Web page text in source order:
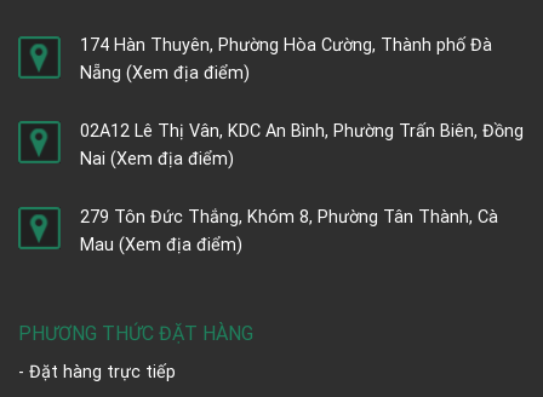
174 Hàn Thuyên, Phường Hòa Cường, Thành phố Đà
Nẵng (Xem địa điểm)
02A12 Lê Thị Vân, KDC An Bình, Phường Trấn Biên, Đồng
Nai (Xem địa điểm)
279 Tôn Đức Thắng, Khóm 8, Phường Tân Thành, Cà
Mau (Xem địa điểm)
PHƯƠNG THỨC ĐẶT HÀNG
- Đặt hàng trực tiếp